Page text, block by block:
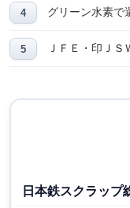
グリーン水素
ＪＦＥ・印Ｊ
日本鉄スクラップ